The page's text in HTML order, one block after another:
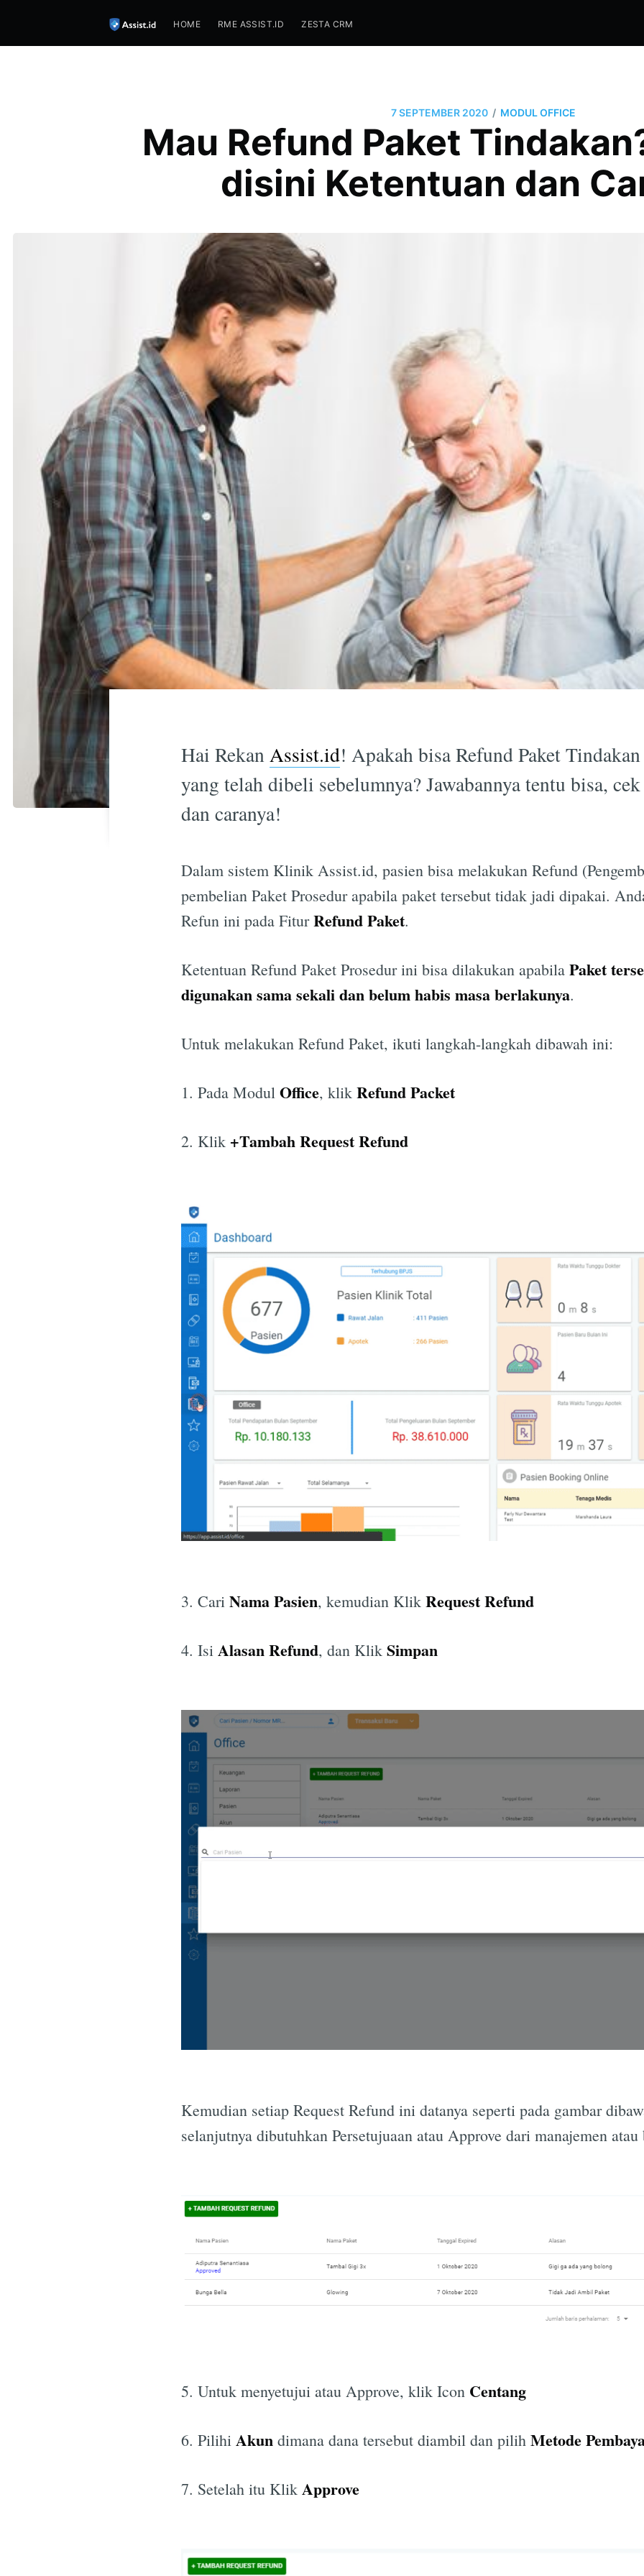
HOME RME ASSIST.ID ZESTA CRM
7 SEPTEMBER 2020 / MODUL OFFICE
Mau Refund Paket
disini Ketentuan dan
Hai RekanAssist.id! Apakah bisa Refund Paket
yang telah dibeli sebelumnya? Jawabannya tentu bisa,
dan caranya!
Dalam sistem Klinik Assist.id, pasien bisa melakukan Refund
pembelian Paket Prosedur apabila paket tersebut tidak jadi dipakai.
Refun ini pada FiturRefund Paket.
Ketentuan Refund Paket Prosedur ini bisa dilakukan apabila Paket
digunakan sama sekali dan belum habis masa berlakunya.
Untuk melakukan Refund Paket, ikuti langkah-langkah dibawah ini:
1. Pada Modul Office, klik Refund Packet
2. Klik +Tambah Request Refund
3. Cari Nama Pasien, kemudian Klik Request Refund
4. Isi Alasan Refund, dan Klik Simpan
Kemudian setiap Request Refund ini datanya seperti pada gambar
selanjutnya dibutuhkan Persetujuaan atau Approve dari manajemen
5. Untuk menyetujui atau Approve, klik Icon Centang
6. Pilihi Akun dimana dana tersebut diambil dan pilih Metode
7. Setelah itu Klik Approve
Subscribe